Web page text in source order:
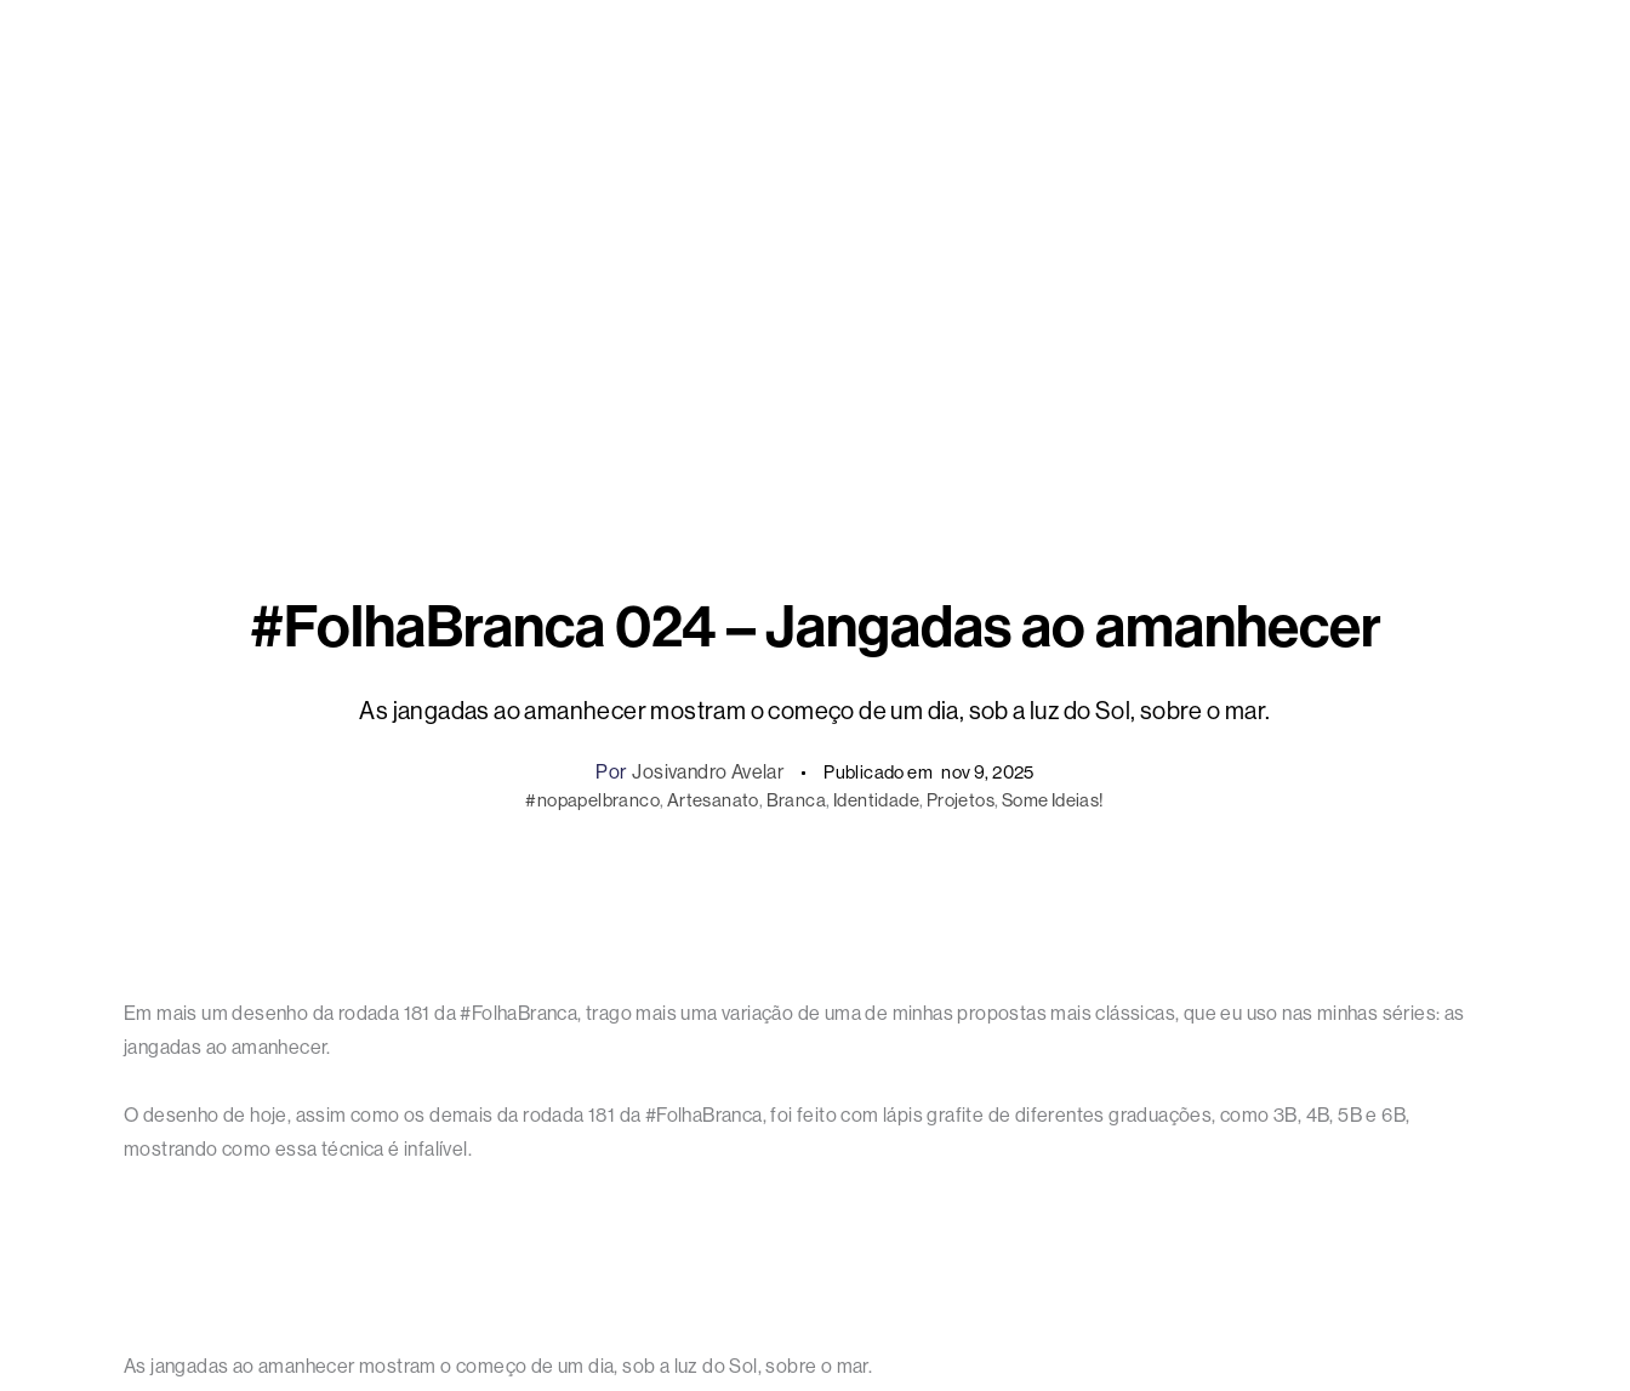
#FolhaBranca 024 – Jangadas ao amanhecer
As jangadas ao amanhecer mostram o começo de um dia, sob a luz do Sol, sobre o mar.
Por Josivandro Avelar Publicado em nov 9, 2025
#nopapelbranco, Artesanato, Branca, Identidade, Projetos, Some Ideias!
Em mais um desenho da rodada 181 da #FolhaBranca, trago mais uma variação de uma de minhas propostas mais clássicas, que eu uso nas minhas séries: as
jangadas ao amanhecer.
O desenho de hoje, assim como os demais da rodada 181 da #FolhaBranca, foi feito com lápis grafite de diferentes graduações, como 3B, 4B, 5B e 6B,
mostrando como essa técnica é infalível.
As jangadas ao amanhecer mostram o começo de um dia, sob a luz do Sol, sobre o mar.